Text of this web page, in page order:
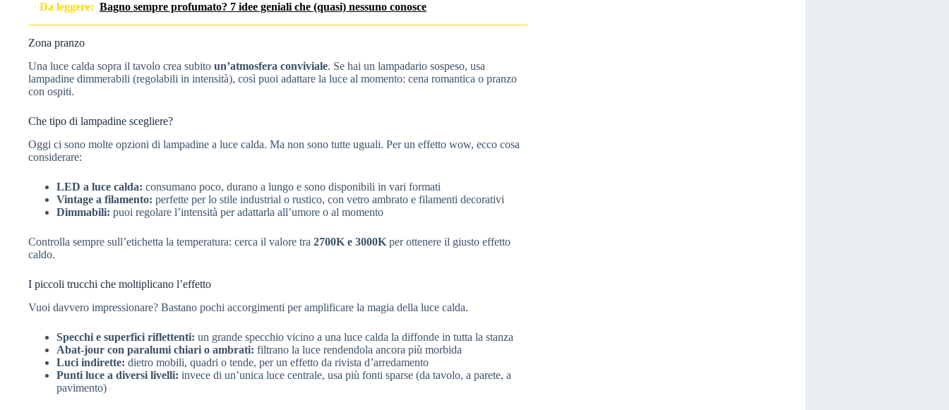
Da leggere: Bagno sempre profumato? 7 idee geniali che (quasi) nessuno conosce
Zona pranzo
Una luce calda sopra il tavolo crea subito un’atmosfera conviviale. Se hai un lampadario sospeso, usa
lampadine dimmerabili (regolabili in intensità), così puoi adattare la luce al momento: cena romantica o pranzo
con ospiti.
Che tipo di lampadine scegliere?
Oggi ci sono molte opzioni di lampadine a luce calda. Ma non sono tutte uguali. Per un effetto wow, ecco cosa
considerare:
LED a luce calda: consumano poco, durano a lungo e sono disponibili in vari formati
Vintage a filamento: perfette per lo stile industrial o rustico, con vetro ambrato e filamenti decorativi
Dimmabili: puoi regolare l’intensità per adattarla all’umore o al momento
Controlla sempre sull’etichetta la temperatura: cerca il valore tra 2700K e 3000K per ottenere il giusto effetto
caldo.
I piccoli trucchi che moltiplicano l’effetto
Vuoi davvero impressionare? Bastano pochi accorgimenti per amplificare la magia della luce calda.
Specchi e superfici riflettenti: un grande specchio vicino a una luce calda la diffonde in tutta la stanza
Abat-jour con paralumi chiari o ambrati: filtrano la luce rendendola ancora più morbida
Luci indirette: dietro mobili, quadri o tende, per un effetto da rivista d’arredamento
Punti luce a diversi livelli: invece di un’unica luce centrale, usa più fonti sparse (da tavolo, a parete, a
pavimento)